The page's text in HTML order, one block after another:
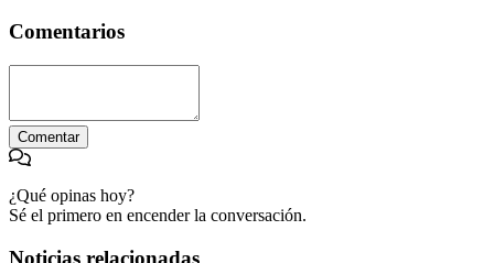
Comentarios
Comentar
¿Qué opinas hoy?
Sé el primero en encender la conversación.
Noticias relacionadas